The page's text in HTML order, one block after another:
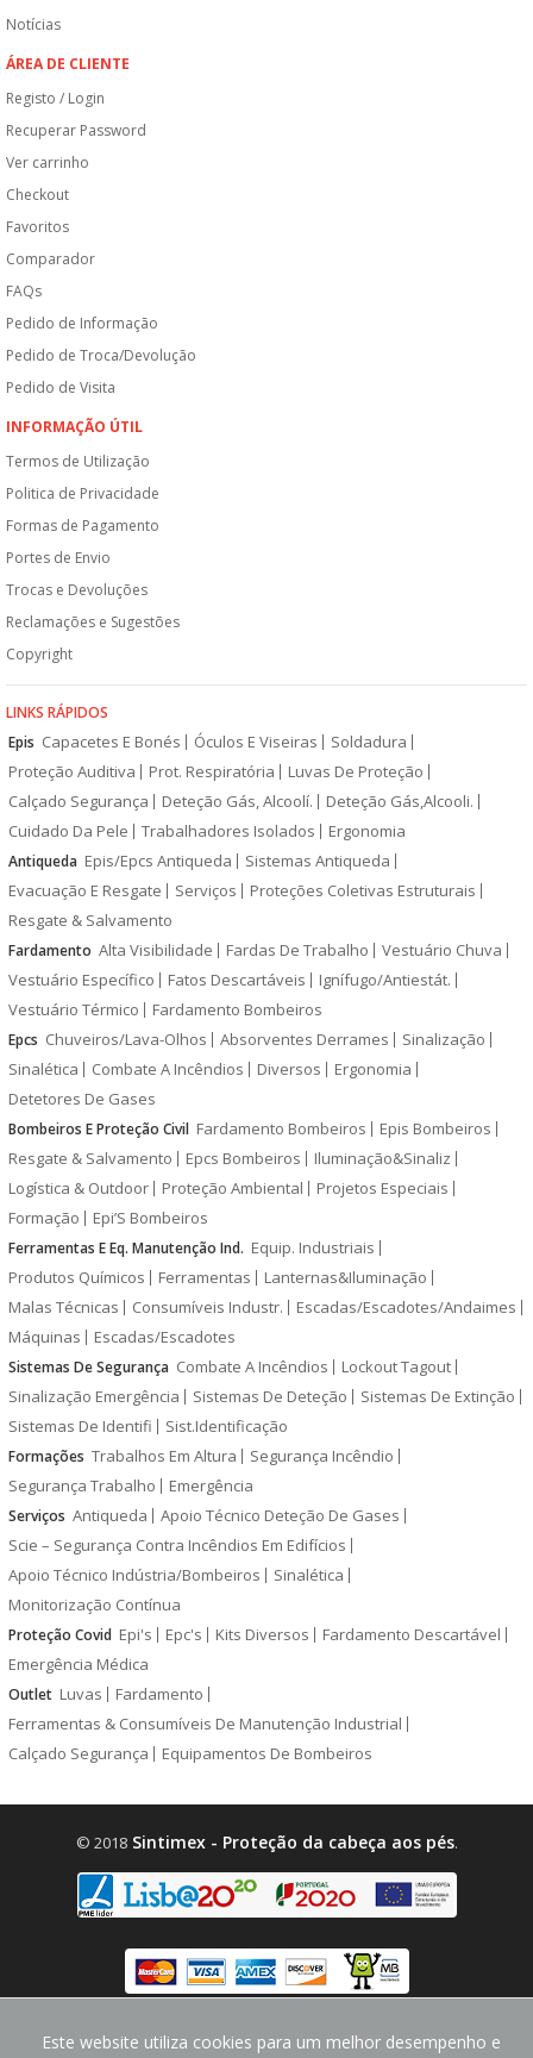
Este website utiliza cookies para um melhor desempenho e
Notícias
ÁREA DE CLIENTE
Registo / Login
Recuperar Password
Ver carrinho
Checkout
Favoritos
Comparador
FAQs
Pedido de Informação
Pedido de Troca/Devolução
Pedido de Visita
INFORMAÇÃO ÚTIL
Termos de Utilização
Politica de Privacidade
Formas de Pagamento
Portes de Envio
Trocas e Devoluções
Reclamações e Sugestões
Copyright
LINKS RÁPIDOS
Epis Capacetes E Bonés Óculos E Viseiras
Soldadura
Proteção Auditiva
Prot. Respiratória
Luvas De Proteção
Calçado Segurança
Deteção Gás, Alcoolí.
Deteção Gás,Alcooli.
Cuidado Da Pele
Trabalhadores Isolados Ergonomia
Antiqueda Epis/Epcs Antiqueda
Sistemas Antiqueda
Evacuação E Resgate
Serviços
Proteções Coletivas Estruturais
Resgate & Salvamento
Fardamento Alta Visibilidade Fardas De Trabalho
Vestuário Chuva
Vestuário Específico
Fatos Descartáveis
Ignífugo/Antiestát.
Vestuário Térmico
Fardamento Bombeiros
Epcs Chuveiros/Lava-Olhos Absorventes Derrames
Sinalização
Sinalética
Combate A Incêndios Diversos
Ergonomia
Detetores De Gases
Bombeiros E Proteção Civil Fardamento Bombeiros
Epis Bombeiros
Resgate & Salvamento
Epcs Bombeiros
Iluminação&Sinaliz
Logística & Outdoor
Proteção Ambiental
Projetos Especiais
Formação
Epi’S Bombeiros
Ferramentas E Eq. Manutenção Ind. Equip. Industriais
Produtos Químicos
Ferramentas
Lanternas&Iluminação
Malas Técnicas
Consumíveis Industr.
Escadas/Escadotes/Andaimes
Máquinas
Escadas/Escadotes
Sistemas De Segurança Combate A Incêndios
Lockout Tagout
Sinalização Emergência
Sistemas De Deteção
Sistemas De Extinção
Sistemas De Identifi
Sist.Identificação
Formações Trabalhos Em Altura
Segurança Incêndio
Segurança Trabalho
Emergência
Serviços Antiqueda
Apoio Técnico Deteção De Gases
Scie – Segurança Contra Incêndios Em Edifícios
Apoio Técnico Indústria/Bombeiros
Sinalética
Monitorização Contínua
Proteção Covid Epi's Epc's Kits Diversos
Fardamento Descartável
Emergência Médica
Outlet Luvas
Fardamento
Ferramentas & Consumíveis De Manutenção Industrial
Calçado Segurança
Equipamentos De Bombeiros
© 2018Sintimex - Proteção da cabeça aos pés.
design byCodeMind.PT